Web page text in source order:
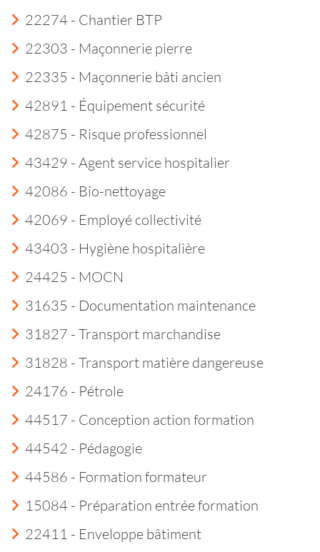
22274 - Chantier BTP
22303 - Maçonnerie pierre
22335 - Maçonnerie bâti ancien
42891 - Équipement sécurité
42875 - Risque professionnel
43429 - Agent service hospitalier
42086 - Bio-nettoyage
42069 - Employé collectivité
43403 - Hygiène hospitalière
24425 - MOCN
31635 - Documentation maintenance
31827 - Transport marchandise
31828 - Transport matière dangereuse
24176 - Pétrole
44517 - Conception action formation
44542 - Pédagogie
44586 - Formation formateur
15084 - Préparation entrée formation
22411 - Enveloppe bâtiment